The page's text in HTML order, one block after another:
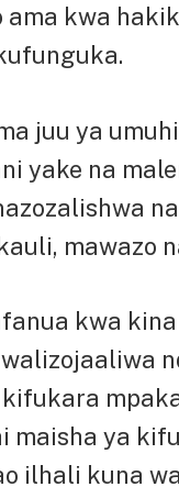
ama kwa
juu ya
yake na
mawazo
kwa
maisha ya
ilhali kuna